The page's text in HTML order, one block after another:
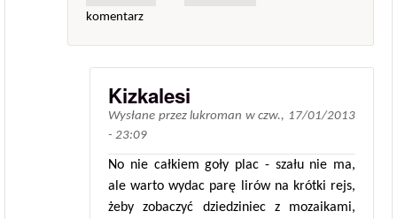
komentarz
Kizkalesi
Wysłane przezlukroman wczw., 17/01/2013
- 23:09
No nie całkiem goły plac - szału nie ma,
ale warto wydac parę lirów na krótki rejs,
żeby zobaczyć dziedziniec z mozaikami,